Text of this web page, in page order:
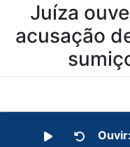
Juíza
acusação
Ouvir: